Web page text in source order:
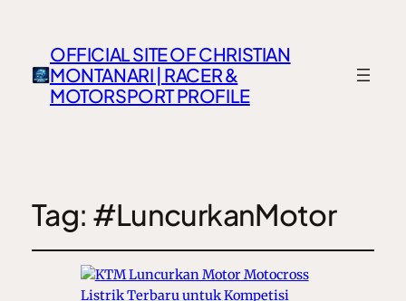
OFFICIAL SITE OF CHRISTIAN
MONTANARI | RACER &
MOTORSPORT PROFILE
Tag: #LuncurkanMotor